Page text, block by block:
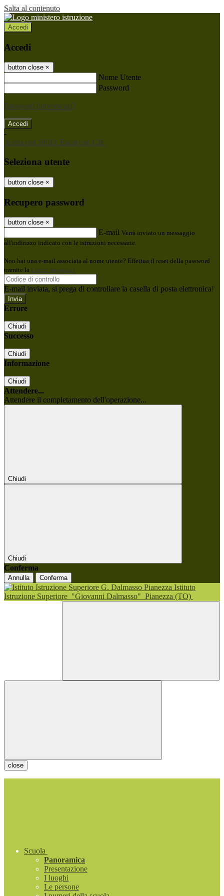
Salta al contenuto
Accedi
Accedi
button close ×
Nome Utente
Password
Password dimenticata?
-
Entra con SPID Entra con CIE
Seleziona utente
button close ×
Recupero password
button close ×
E-mail Verrà inviato un messaggio
all'indirizzo indicato con le istruzioni necessarie.
Non hai una e-mail associata al nome utente? Effettua il reset della password
tramite la Login Spaggiari
E-mail inviata, si prega di controllare la casella di posta elettronica!
Errore
Chiudi
Successo
Chiudi
Informazione
Chiudi
Attendere...
Attendere il completamento dell'operazione...
Chiudi
Chiudi
Conferma
Annulla Conferma
Istituto
Istruzione Superiore "Giovanni Dalmasso" Pianezza (TO)
close
Scuola
Panoramica
Presentazione
I luoghi
Le persone